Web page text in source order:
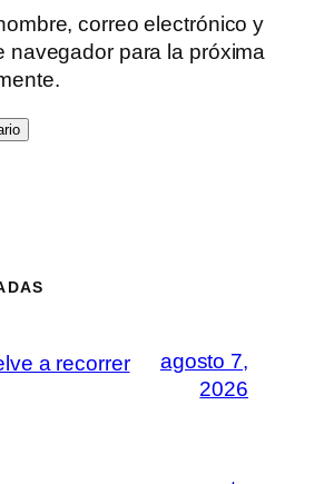
correo electrónico y
navegador para la próxima
a recorrer
agosto 7,
2026